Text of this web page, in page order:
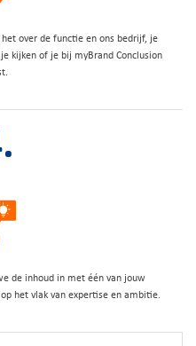
over de functie en ons bedrijf, je
kijken of je bij myBrand Conclusion
de inhoud in met één van jouw
het vlak van expertise en ambitie.